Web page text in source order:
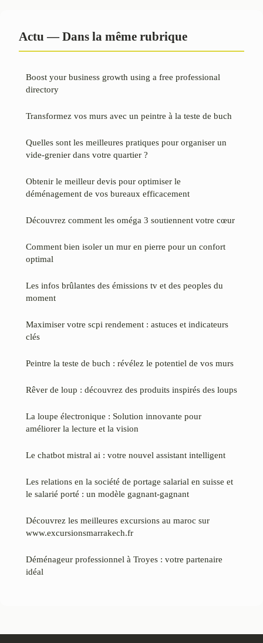
Actu — Dans la même rubrique
Boost your business growth using a free professional
directory
Transformez vos murs avec un peintre à la teste de buch
Quelles sont les meilleures pratiques pour organiser un
vide-grenier dans votre quartier ?
Obtenir le meilleur devis pour optimiser le
déménagement de vos bureaux efficacement
Découvrez comment les oméga 3 soutiennent votre cœur
Comment bien isoler un mur en pierre pour un confort
optimal
Les infos brûlantes des émissions tv et des peoples du
moment
Maximiser votre scpi rendement : astuces et indicateurs
clés
Peintre la teste de buch : révélez le potentiel de vos murs
Rêver de loup : découvrez des produits inspirés des loups
La loupe électronique : Solution innovante pour
améliorer la lecture et la vision
Le chatbot mistral ai : votre nouvel assistant intelligent
Les relations en la société de portage salarial en suisse et
le salarié porté : un modèle gagnant-gagnant
Découvrez les meilleures excursions au maroc sur
www.excursionsmarrakech.fr
Déménageur professionnel à Troyes : votre partenaire
idéal